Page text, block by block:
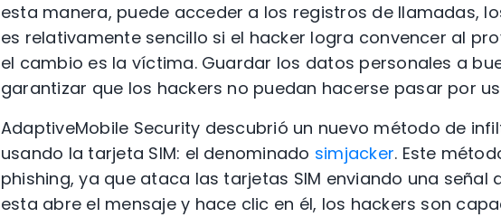
esta manera, puede acceder a los registros de llamadas,
es relativamente sencillo si el hacker logra convencer al
el cambio es la víctima. Guardar los datos personales a
garantizar que los hackers no puedan hacerse pasar por
AdaptiveMobile Security descubrió un nuevo método de
usando la tarjeta SIM: el denominado simjacker. Este
phishing, ya que ataca las tarjetas SIM enviando una señal
esta abre el mensaje y hace clic en él, los hackers son